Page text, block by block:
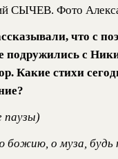
СЫЧЕВ. Фото
что с
подружились с
Какие стихи
паузы)
божию, о муза, будь